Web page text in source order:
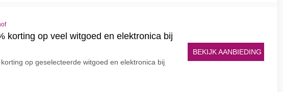
korting op veel witgoed en elektronica bij
op geselecteerde witgoed en elektronica bij
BEKIJK AANBIEDING